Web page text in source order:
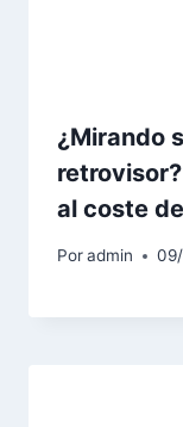
¿Mirando
al coste
Poradmin